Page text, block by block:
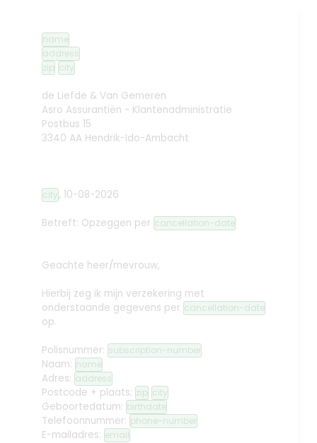
name
address
zip city
de Liefde & Van Gemeren
Asro Assurantiën - Klantenadministratie
Postbus 15
3340 AA Hendrik-Ido-Ambacht
city, 10-08-2026
Betreft: Opzeggen per cancellation-date
Geachte heer/mevrouw,
Hierbij zeg ik mijn verzekering met
onderstaande gegevens per cancellation-date
op.
Polisnummer: subscription-number
Naam: name
Adres: address
Postcode + plaats: zip city
Geboortedatum: birthdate
Telefoonnummer: phone-number
E-mailadres: email